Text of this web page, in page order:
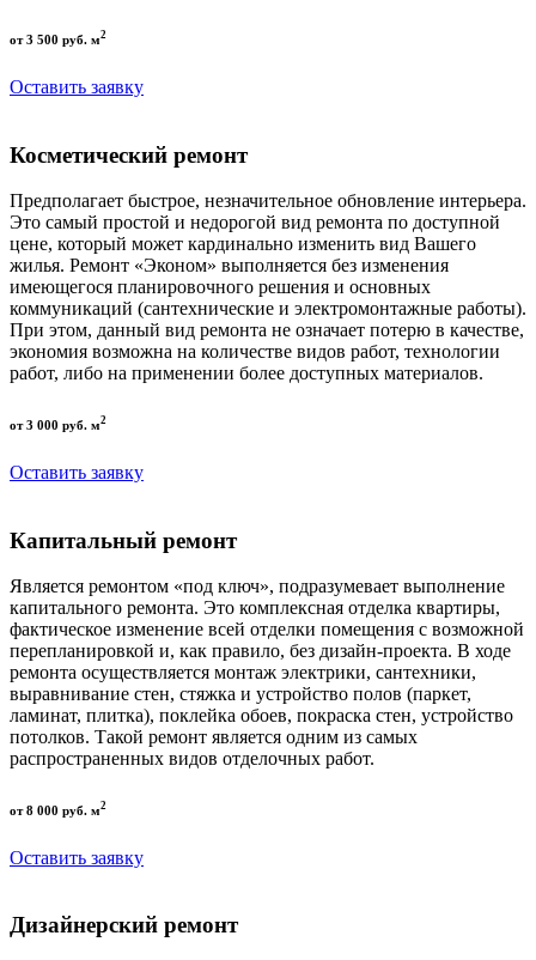
от 3 500 руб. м2
Оставить заявку
Косметический ремонт
Предполагает быстрое, незначительное обновление интерьера.
Это самый простой и недорогой вид ремонта по доступной
цене, который может кардинально изменить вид Вашего
жилья. Ремонт «Эконом» выполняется без изменения
имеющегося планировочного решения и основных
коммуникаций (сантехнические и электромонтажные работы).
При этом, данный вид ремонта не означает потерю в качестве,
экономия возможна на количестве видов работ, технологии
работ, либо на применении более доступных материалов.
от 3 000 руб. м2
Оставить заявку
Капитальный ремонт
Является ремонтом «под ключ», подразумевает выполнение
капитального ремонта. Это комплексная отделка квартиры,
фактическое изменение всей отделки помещения с возможной
перепланировкой и, как правило, без дизайн-проекта. В ходе
ремонта осуществляется монтаж электрики, сантехники,
выравнивание стен, стяжка и устройство полов (паркет,
ламинат, плитка), поклейка обоев, покраска стен, устройство
потолков. Такой ремонт является одним из самых
распространенных видов отделочных работ.
от 8 000 руб. м2
Оставить заявку
Дизайнерский ремонт